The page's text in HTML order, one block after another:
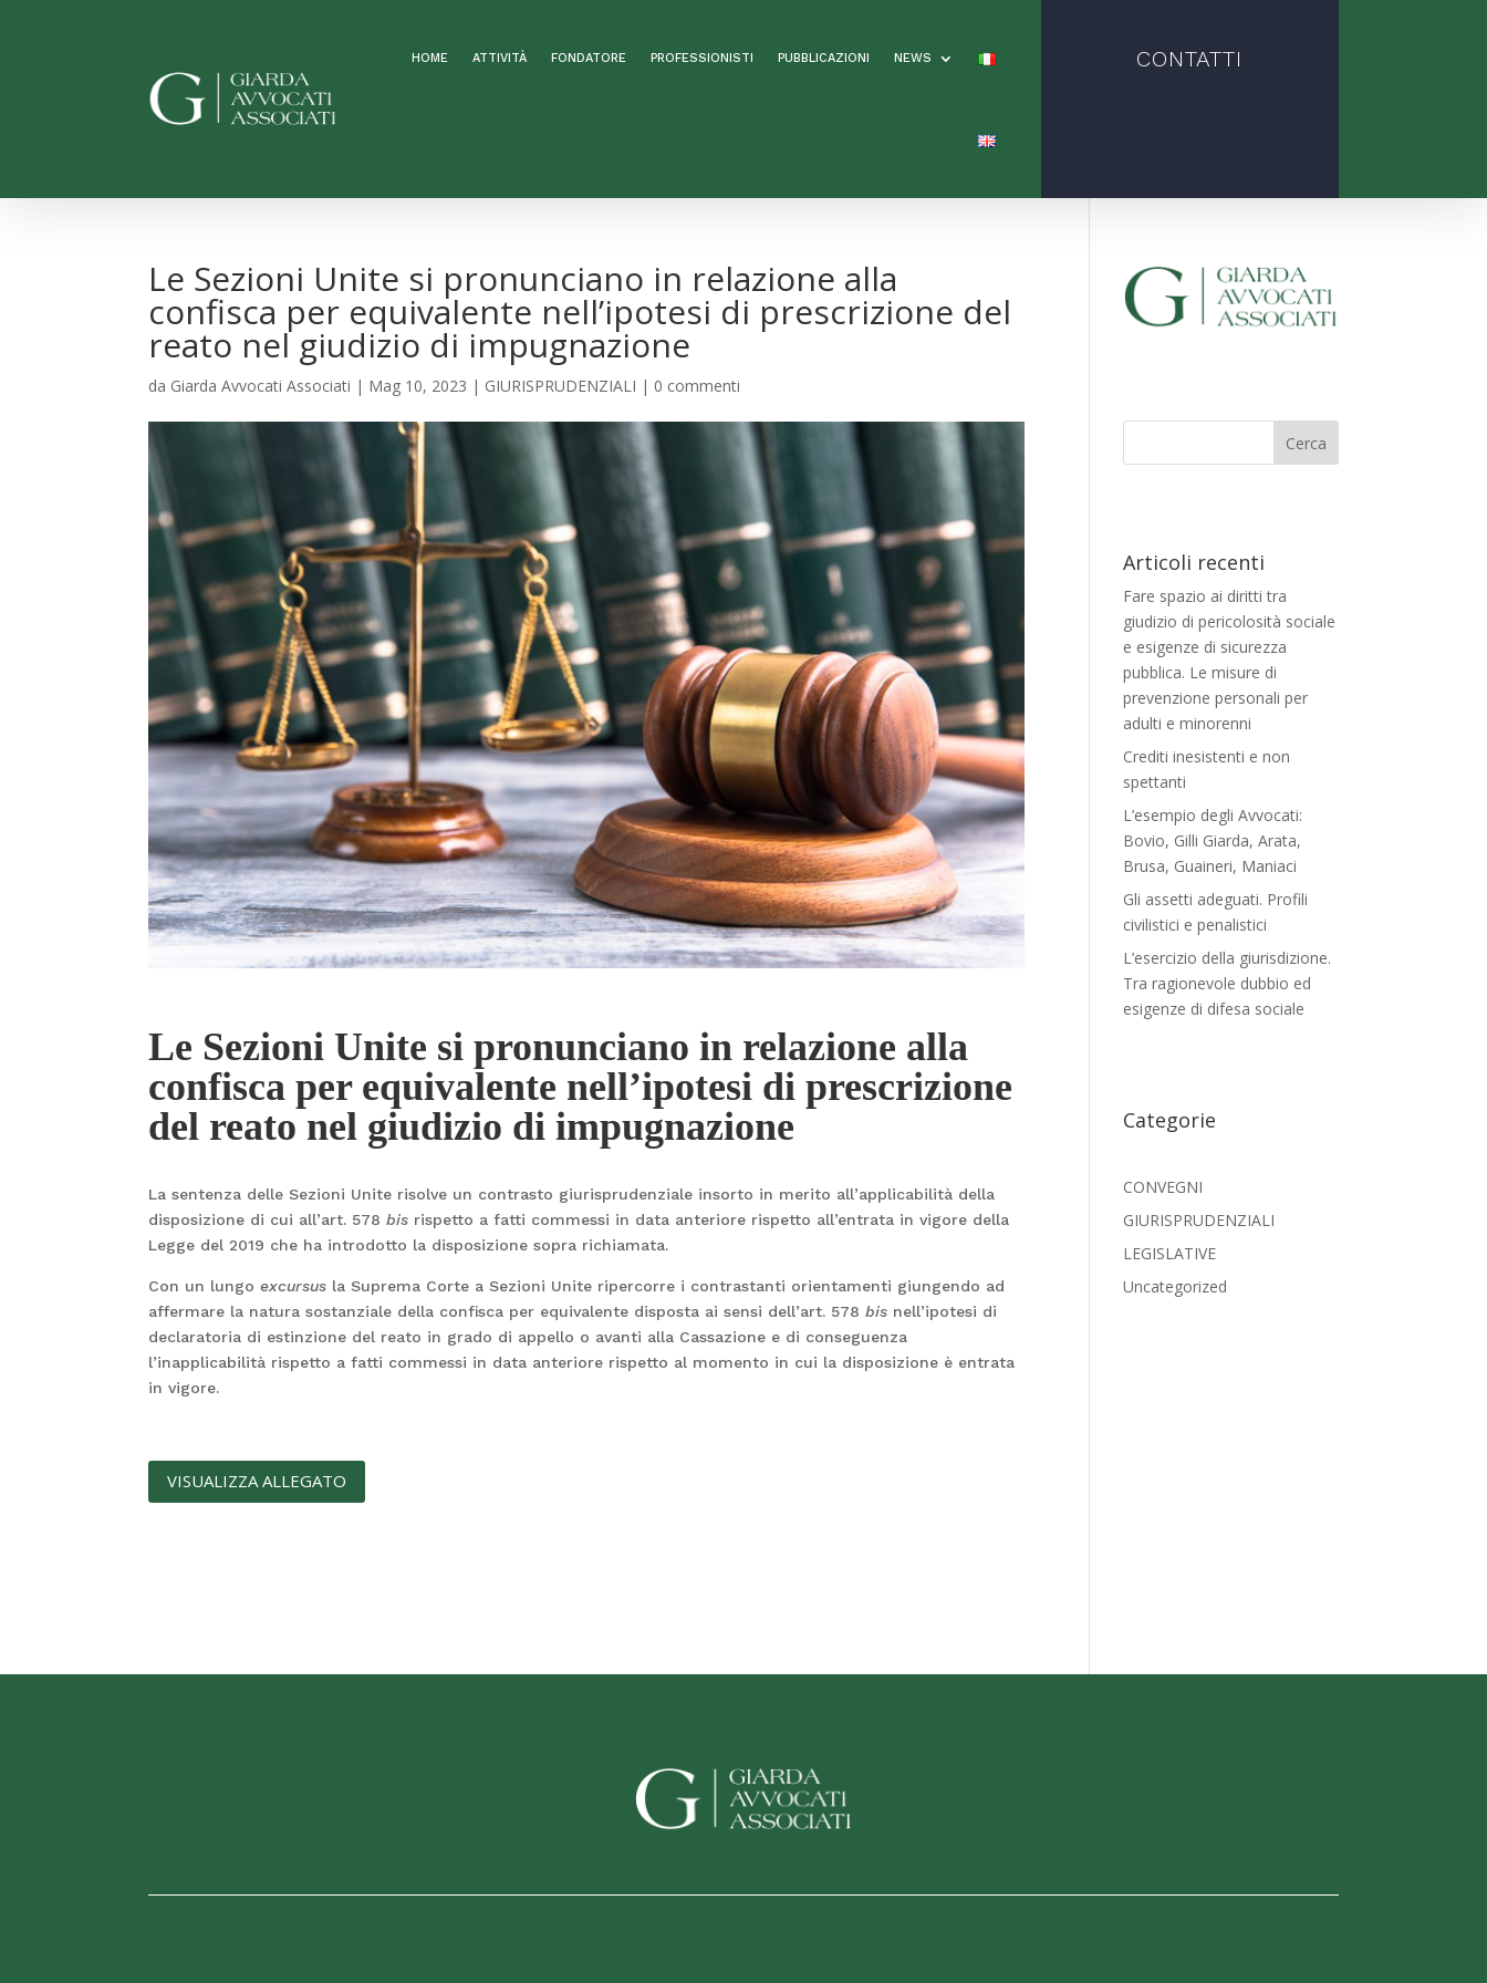
HOME ATTIVITÀ FONDATORE PROFESSIONISTI PUBBLICAZIONI NEWS CONTATTI
Le Sezioni Unite si pronunciano in relazione alla
confisca per equivalente nell’ipotesi di prescrizione del
reato nel giudizio di impugnazione
da Giarda Avvocati Associati | Mag 10, 2023 | GIURISPRUDENZIALI | 0 commenti
Le Sezioni Unite si pronunciano in relazione alla
confisca per equivalente nell’ipotesi di prescrizione
del reato nel giudizio di impugnazione
La sentenza delle Sezioni Unite risolve un contrasto giurisprudenziale insorto in merito all’applicabilità della
disposizione di cui all’art. 578bis rispetto a fatti commessi in data anteriore rispetto all’entrata in vigore della
Legge del 2019 che ha introdotto la disposizione sopra richiamata.
Con un lungoexcursus la Suprema Corte a Sezioni Unite ripercorre i contrastanti orientamenti giungendo ad
affermare la natura sostanziale della confisca per equivalente disposta ai sensi dell’art. 578bis nell’ipotesi di
declaratoria di estinzione del reato in grado di appello o avanti alla Cassazione e di conseguenza
l’inapplicabilità rispetto a fatti commessi in data anteriore rispetto al momento in cui la disposizione è entrata
in vigore.
VISUALIZZA ALLEGATO
Articoli recenti
Fare spazio ai diritti tra
giudizio di pericolosità sociale
e esigenze di sicurezza
pubblica. Le misure di
prevenzione personali per
adulti e minorenni
Crediti inesistenti e non
spettanti
L’esempio degli Avvocati:
Bovio, Gilli Giarda, Arata,
Brusa, Guaineri, Maniaci
Gli assetti adeguati. Profili
civilistici e penalistici
L’esercizio della giurisdizione.
Tra ragionevole dubbio ed
esigenze di difesa sociale
Categorie
CONVEGNI
GIURISPRUDENZIALI
LEGISLATIVE
Uncategorized